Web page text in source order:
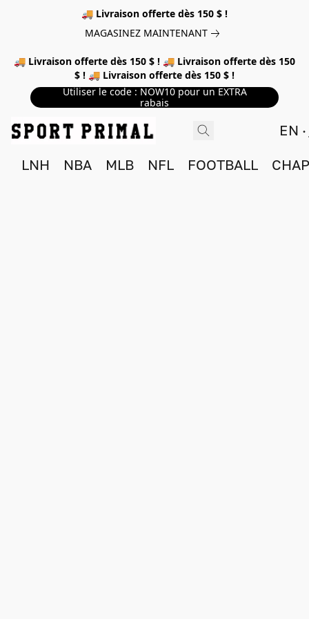
🚚 Livraison offerte dès 150 $ !
MAGASINEZ MAINTENANT
🚚 Livraison offerte dès 150 $ ! 🚚 Livraison offerte dès 150
$ ! 🚚 Livraison offerte dès 150 $ !
Utiliser le code : NOW10 pour un EXTRA
rabais
EN
LNH NBA MLB NFL FOOTBALL